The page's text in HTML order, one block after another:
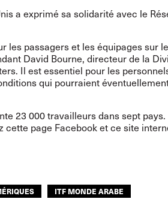
a exprimé sa solidarité avec le
les passagers et les équipages sur
David Bourne, directeur de la
Il est essentiel pour les
qui pourraient
23 000 travailleurs dans sept
cette page Facebooket ce site
ITF MONDE ARABE